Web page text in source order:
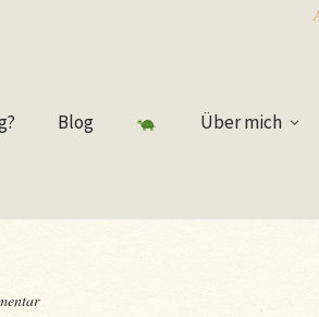
Blog Über mich